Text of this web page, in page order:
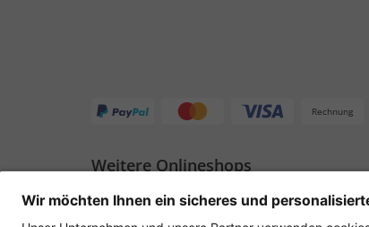
Rechnung
Weitere Onlineshops
Deutschland